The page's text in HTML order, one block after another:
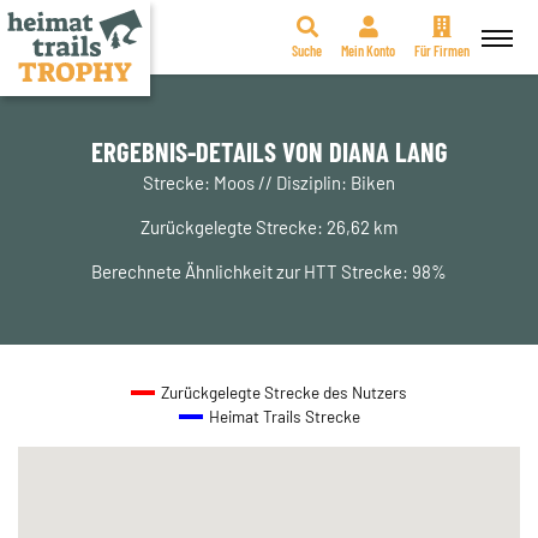
Zum
Suche Mein Konto Für Firmen
ERGEBNIS-DETAILS VON DIANA LANG
Strecke: Moos // Disziplin: Biken
Zurückgelegte Strecke: 26,62 km
Berechnete Ähnlichkeit zur HTT Strecke: 98%
Zurückgelegte Strecke des Nutzers
Heimat Trails Strecke